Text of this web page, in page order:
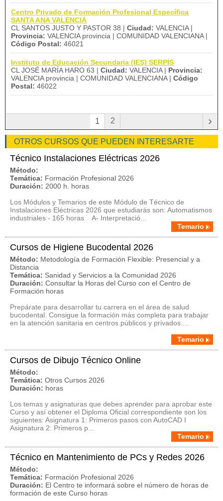
Centro Privado de Formación Profesional Específica
SANTA ANA VALENCIA
CL SANTOS JUSTO Y PASTOR 38 | Ciudad: VALENCIA |
Provincia: VALENCIA provincia | COMUNIDAD VALENCIANA |
Código Postal: 46021
Instituto de Educación Secundaria (IES) SERPIS
CL JOSÉ MARÍA HARO 63 | Ciudad: VALENCIA | Provincia:
VALENCIA provincia | COMUNIDAD VALENCIANA | Código
Postal: 46022
1 2 ›
OTROS CURSOS QUE PUEDEN INTERESARTE
Técnico Instalaciones Eléctricas 2026
Método:
Temática: Formación Profesional 2026
Duración: 2000 h. horas
Los Módulos y Temarios de este Módulo de Técnico de
Instalaciones Eléctricas 2026 que estudiarás son: Automatismos
industriales - 165 horas A- Interpretació...
Temario
Cursos de Higiene Bucodental 2026
Método: Metodología de Formación Flexible: Presencial y a
Distancia
Temática: Sanidad y Servicios a la Comunidad 2026
Duración: Consultar la Horas del Curso con el Centro de
Formación horas
Prepárate para desarrollar tu carrera en el área de salud
bucodental. Consigue la formación más completa para trabajar
en la atención sanitaria en centros públicos y privados....
Temario
Cursos de Dibujo Técnico Online
Método:
Temática: Otros Cursos 2026
Duración: horas
Los temas y asignaturas que debes aprender para aprobar este
Curso y así obtener el Diploma Oficial correspondiente son los
siguientes: Asignatura 1: Primeros pasos con AutoCAD I
Asignatura 2: Primeros p...
Temario
Técnico en Mantenimiento de PCs y Redes 2026
Método:
Temática: Formación Profesional 2026
Duración: El Centro te informará sobre el número de horas de
formación de este Curso horas